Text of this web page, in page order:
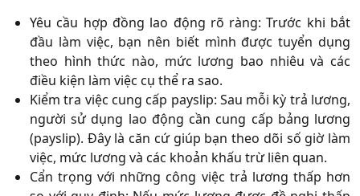
Yêu cầu hợp đồng lao động rõ ràng: Trước khi bắt
đầu làm việc, bạn nên biết mình được tuyển dụng
theo hình thức nào, mức lương bao nhiêu và các
điều kiện làm việc cụ thể ra sao.
Kiểm tra việc cung cấp payslip: Sau mỗi kỳ trả lương,
người sử dụng lao động cần cung cấp bảng lương
(payslip). Đây là căn cứ giúp bạn theo dõi số giờ làm
việc, mức lương và các khoản khấu trừ liên quan.
Cẩn trọng với những công việc trả lương thấp hơn